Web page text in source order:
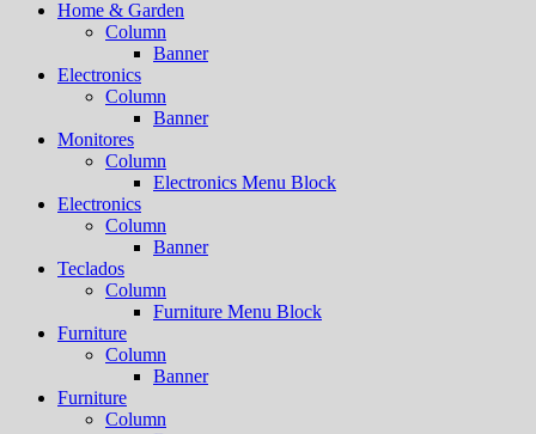
Home & Garden
Column
Banner
Electronics
Column
Banner
Monitores
Column
Electronics Menu Block
Electronics
Column
Banner
Teclados
Column
Furniture Menu Block
Furniture
Column
Banner
Furniture
Column